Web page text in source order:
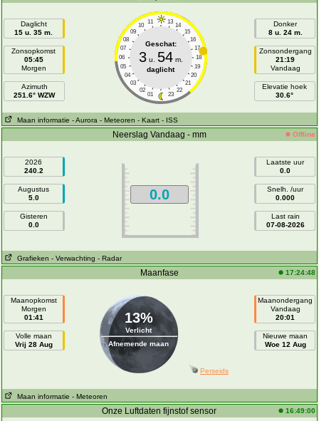
Daglicht
15 u. 35 m.
Zonsopkomst
05:45
Morgen
Azimuth
251.6° WZW
11 13
10
14
09
15
08
16
07
17
06
18
05
19
04
20
03
21
02
22
01 23
Geschat:
3u. 54m.
daglicht
Donker
8 u. 24 m.
Zonsondergang
21:19
Vandaag
Elevatie hoek
30.6°
Maan informatie - Aurora - Meteoren - Kaart - ISS
Neerslag Vandaag - mm Offline
2026
240.2
Augustus
5.0
Gisteren
0.0
0.0
Laatste uur
0.0
Snelh. /uur
0.000
Last rain
07-08-2026
Grafieken - Verwachting - Radar
Maanfase 17:24:48
Maanopkomst
Morgen
01:41
Volle maan
Vrij 28 Aug
13%
Verlicht
Afnemende maan
Maanondergang
Vandaag
20:01
Nieuwe maan
Woe 12 Aug
Perseids
Maan informatie - Meteoren
Onze Luftdaten fijnstof sensor 16:49:00